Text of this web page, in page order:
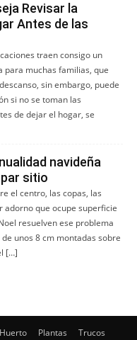
Revisar la
Antes de las
traen consigo un
para muchas familias, que
sin embargo, puede
si no se toman las
de dejar el hogar, se
navideña
sitio
el centro, las copas, las
adorno que ocupe superficie
resuelven ese problema
unos 8 cm montadas sobre
[…]
Huerto Plantas Trucos